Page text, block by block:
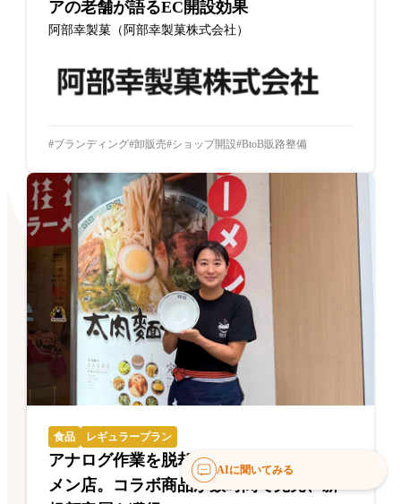
アの老舗が語るEC開設効果
阿部幸製菓（阿部幸製菓株式会社）
ブランディング 卸販売 ショップ開設 BtoB販路整備
食品 レギュラープラン
アナログ作業を脱却した創業70年のラー
メン店。コラボ商品が数時間で完売、新
AIに聞いてみる